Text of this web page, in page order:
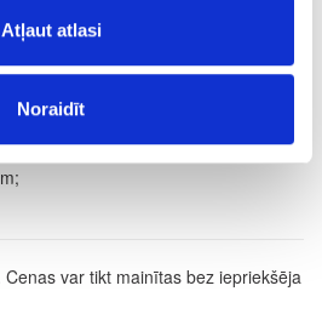
Atļaut atlasi
Noraidīt
var tikt mainītas bez iepriekšēja